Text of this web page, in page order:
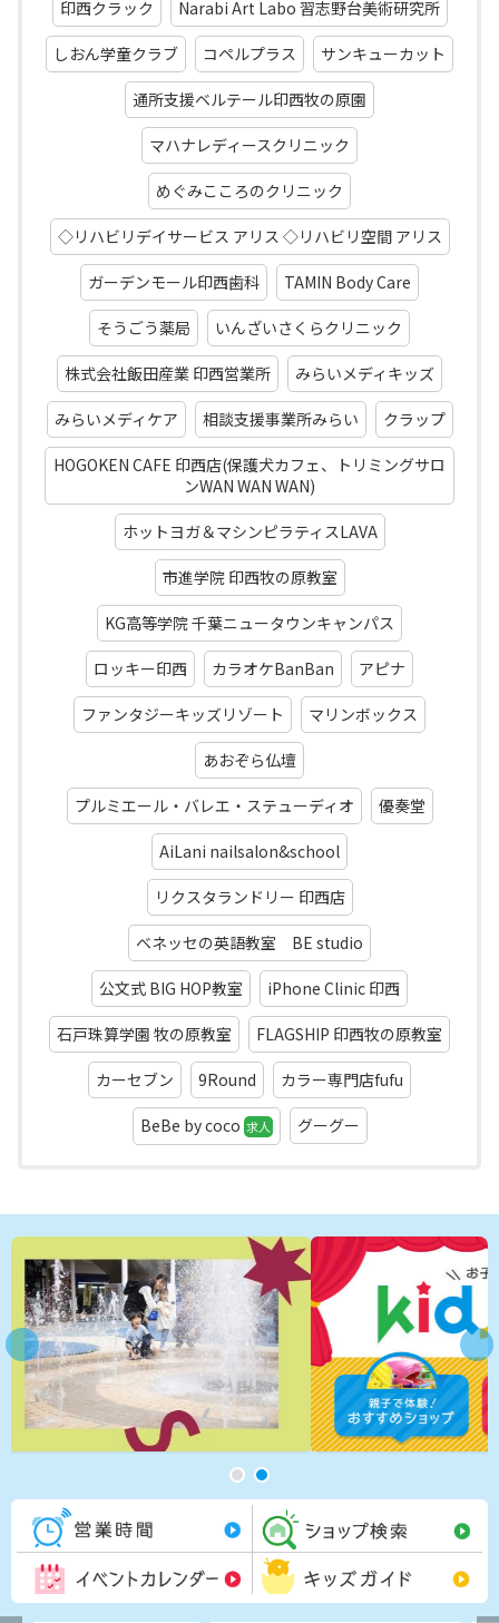
印西クラック Narabi Art Labo 習志野台美術研究所
しおん学童クラブ コペルプラス サンキューカット
通所支援ベルテール印西牧の原園
マハナレディースクリニック
めぐみこころのクリニック
◇リハビリデイサービス アリス ◇リハビリ空間 アリス
ガーデンモール印西歯科 TAMIN Body Care
そうごう薬局 いんざいさくらクリニック
株式会社飯田産業 印西営業所 みらいメディキッズ
みらいメディケア 相談支援事業所みらい クラップ
HOGOKEN CAFE 印西店(保護犬カフェ、トリミングサロ
ンWAN WAN WAN)
ホットヨガ＆マシンピラティスLAVA
市進学院 印西牧の原教室
KG高等学院 千葉ニュータウンキャンパス
ロッキー印西 カラオケBanBan アピナ
ファンタジーキッズリゾート マリンボックス
あおぞら仏壇
プルミエール・バレエ・ステューディオ 優奏堂
AiLani nailsalon&school
リクスタランドリー 印西店
ベネッセの英語教室 BE studio
公文式 BIG HOP教室 iPhone Clinic 印西
石戸珠算学園 牧の原教室 FLAGSHIP 印西牧の原教室
カーセブン 9Round カラー専門店fufu
BeBe by coco 求人 グーグー
営業時間一覧
イベントカレンダー